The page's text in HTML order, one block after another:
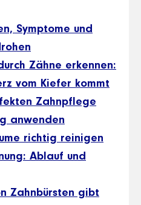
Symptome und
Zähne erkennen:
vom Kiefer kommt
Zahnpflege
anwenden
richtig reinigen
Ablauf und
Zahnbürsten gibt